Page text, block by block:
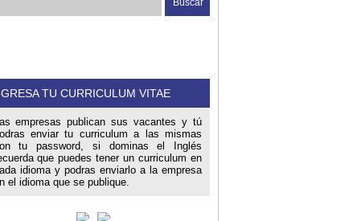
TU CURRICULUM VITAE
empresas publican sus vacantes y tú
enviar tu curriculum a las mismas
tu password, si dominas el Inglés
que puedes tener un curriculum en
idioma y podras enviarlo a la empresa
el idioma que se publique.